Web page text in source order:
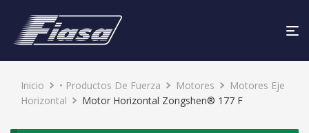
Inicio • Productos De Fuerza Motores
Motores Eje
Horizontal
Motor Horizontal Zongshen® 177 F